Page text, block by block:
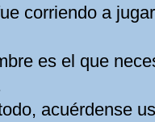
corriendo a
es el que
acuérdense